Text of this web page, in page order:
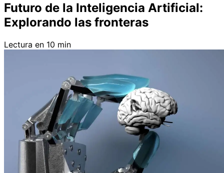
Futuro de la Inteligencia Artificial:
Explorando las fronteras
Lectura en 10 min